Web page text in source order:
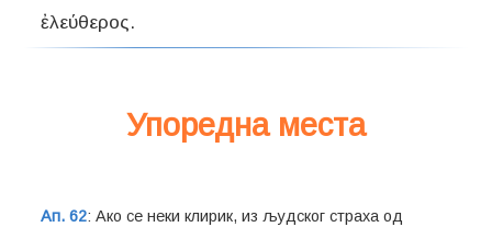
Упоредна места
Ап. 62: Ако се неки клирик, из људског страха од